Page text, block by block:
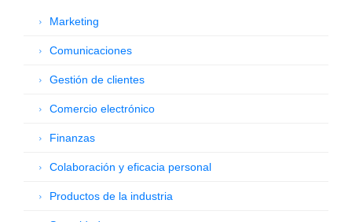
Marketing
Comunicaciones
Gestión de clientes
Comercio electrónico
Finanzas
Colaboración y eficacia personal
Productos de la industria